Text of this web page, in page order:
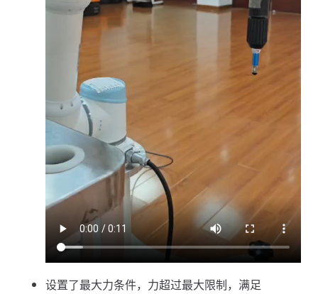
设置了最大力条件，力超过最大限制，满足